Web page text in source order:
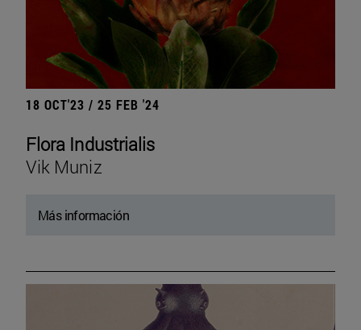
18 OCT'23 / 25 FEB '24
Flora Industrialis
Vik Muniz
Más información